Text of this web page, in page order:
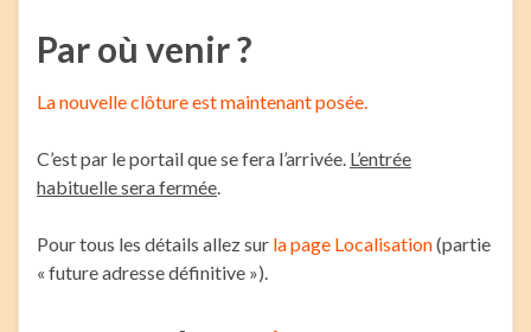
Par où venir ?
La nouvelle clôture est maintenant posée.
C’est par le portail que se fera l’arrivée. L’entrée
habituelle sera fermée
Pour tous les détails allez sur la page Localisation(partie
« future adresse définitive »).